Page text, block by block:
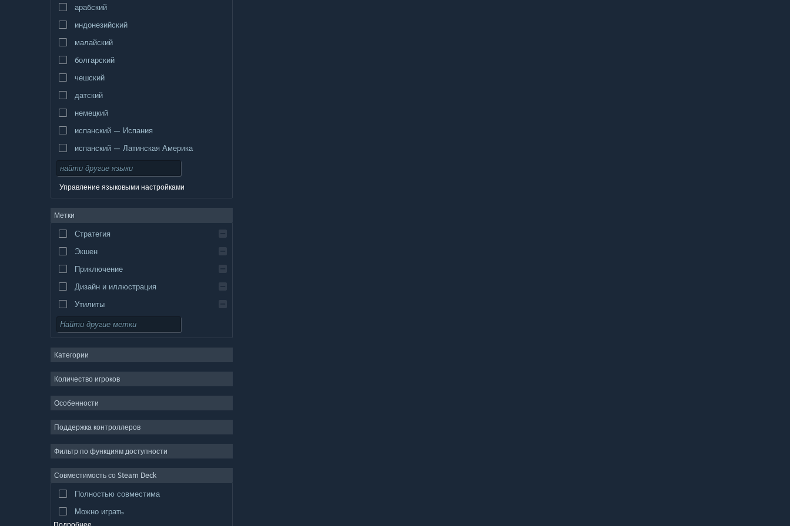
арабский
индонезийский
малайский
болгарский
чешский
датский
немецкий
испанский — Испания
испанский — Латинская Америка
Управление языковыми настройками
Метки
Стратегия
Экшен
Приключение
Дизайн и иллюстрация
Утилиты
Бесплатная игра
ММО
Симулятор
Видеопродакшн
Обработка фото
Категории
Количество игроков
Особенности
Поддержка контроллеров
Фильтр по функциям доступности
Совместимость со Steam Deck
Полностью совместима
Можно играть